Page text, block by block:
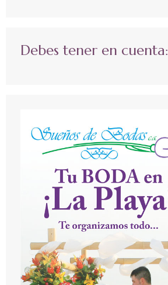
Debes tener en cuenta: